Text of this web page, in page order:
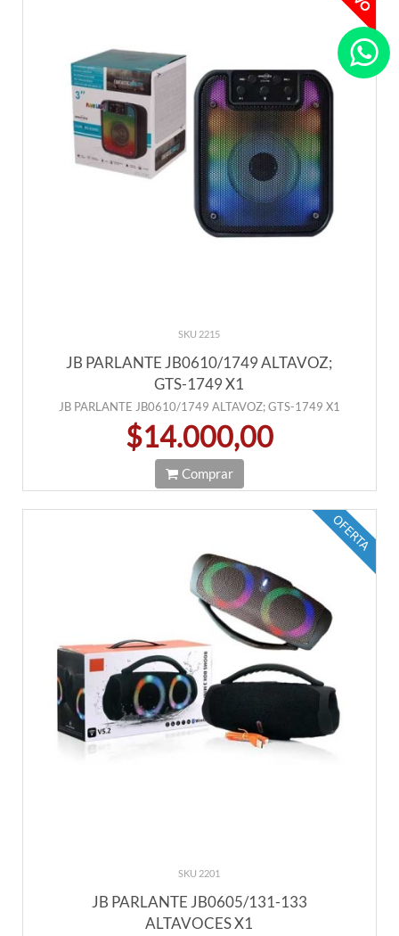
SKU 2215
JB PARLANTE JB0610/1749 ALTAVOZ;
GTS-1749 X1
JB PARLANTE JB0610/1749 ALTAVOZ; GTS-1749 X1
$14.000,00
Comprar
SKU 2201
JB PARLANTE JB0605/131-133
ALTAVOCES X1